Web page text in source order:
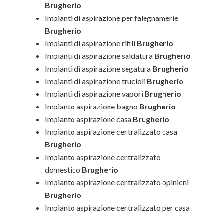
Brugherio
Impianti di aspirazione per falegnamerie
Brugherio
Impianti di aspirazione rifili Brugherio
Impianti di aspirazione saldatura Brugherio
Impianti di aspirazione segatura Brugherio
Impianti di aspirazione trucioli Brugherio
Impianti di aspirazione vapori Brugherio
Impianto aspirazione bagno Brugherio
Impianto aspirazione casa Brugherio
Impianto aspirazione centralizzato casa
Brugherio
Impianto aspirazione centralizzato
domestico Brugherio
Impianto aspirazione centralizzato opinioni
Brugherio
Impianto aspirazione centralizzato per casa